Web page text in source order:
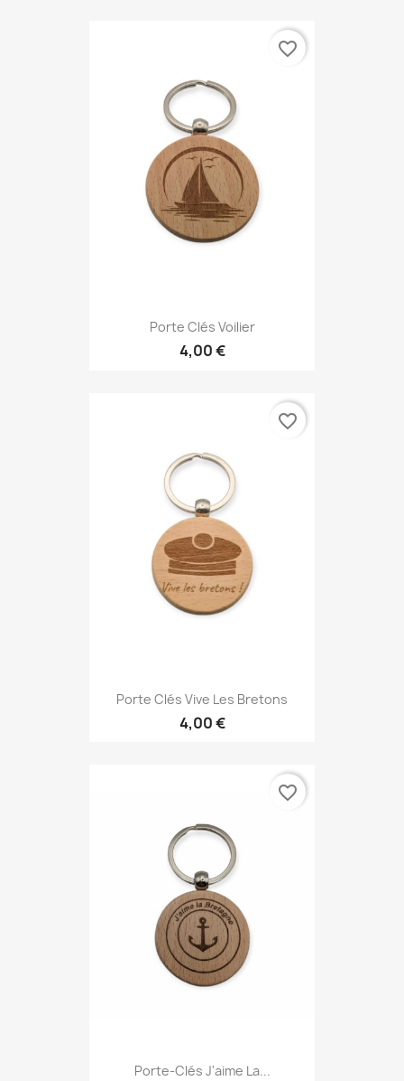
Porte Clés Voilier
4,00 €
favorite_border
Porte Clés Vive Les Bretons
4,00 €
favorite_border
Porte-Clés J'aime La...
favorite_border